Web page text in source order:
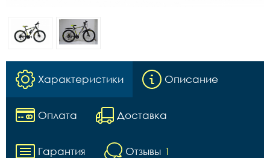
Характеристики Описание
Оплата Доставка
Гарантия Отзывы 1